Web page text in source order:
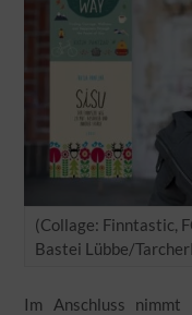
(Collage: Finntastic,
Bastei Lübbe/
Im Anschluss